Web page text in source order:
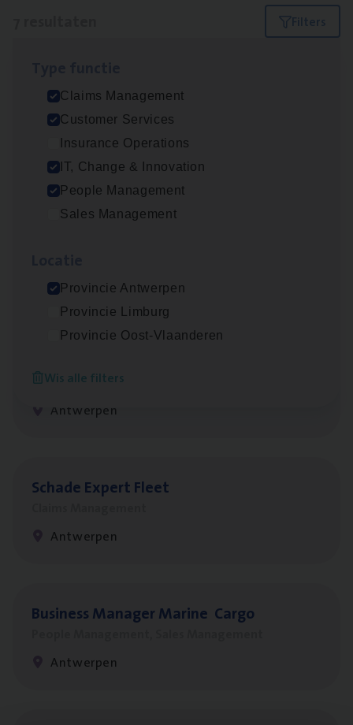
Filters
Claims Management
Customer Services
Insurance Operations
IT, Change & Innovation
People Management
Sales Management
Provincie Antwerpen
Provincie Limburg
Provincie Oost-Vlaanderen
Wis alle filters
Claims­hand­ler Fleet&
Claims Management
Antwerpen
Test Ana­lyst
Cus­to­mer Care Expert
Customer Services
Antwerpen
Scha­de Expert Fleet
Antwerpen
Busi­ness Mana­ger Mari­ne Cargo
Antwerpen